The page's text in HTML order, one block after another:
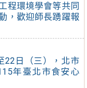
程環境學會等共同
，歡迎師長踴躍報
22日（三），北市
年臺北市食安心